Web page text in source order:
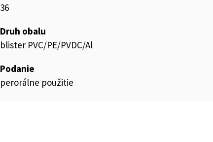
36
Druh obalu
blister PVC/PE/PVDC/Al
Podanie
perorálne použitie